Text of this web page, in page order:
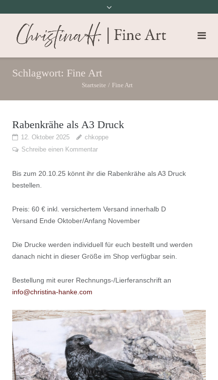
Schlagwort: Fine Art
Startseite / Fine Art
Rabenkrähe als A3 Druck
12. Oktober 2025
chkoppe
Schreibe einen Kommentar
Bis zum 20.10.25 könnt ihr die Rabenkrähe als A3 Druck
bestellen.
Preis: 60 € inkl. versichertem Versand innerhalb D
Versand Ende Oktober/Anfang November
Die Drucke werden individuell für euch bestellt und werden
danach nicht in dieser Größe im Shop verfügbar sein.
Bestellung mit eurer Rechnungs-/Lierferanschrift an
info@christina-hanke.com